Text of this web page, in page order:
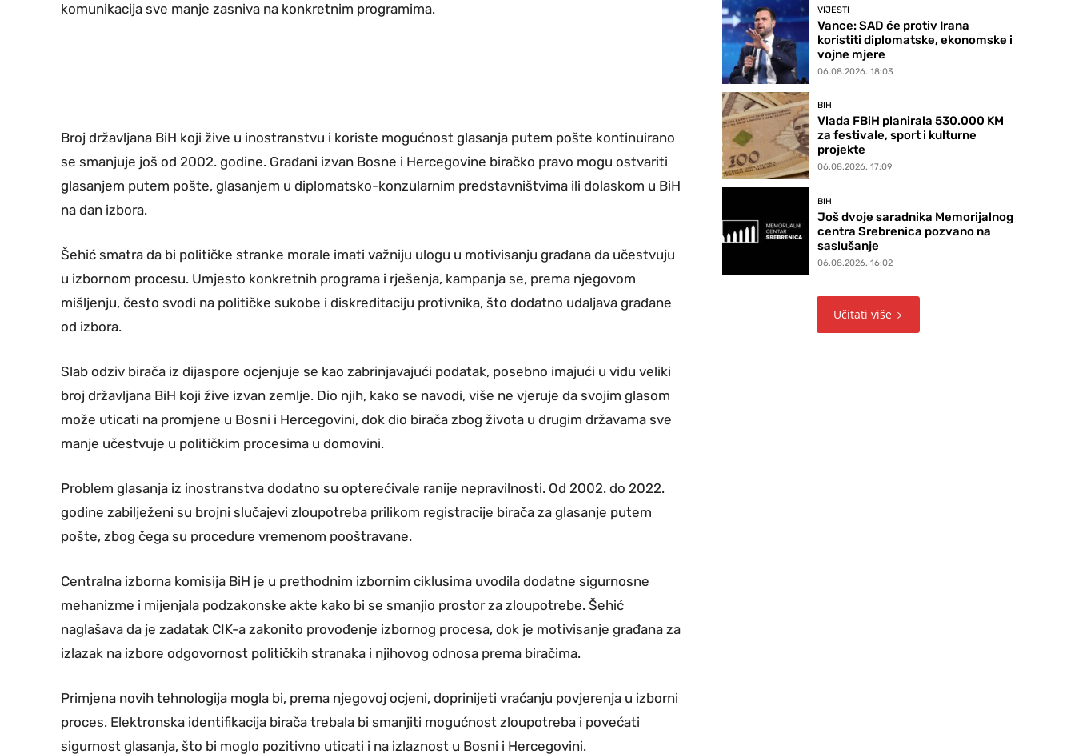
komunikacija sve manje zasniva na konkretnim programima.
Broj državljana BiH koji žive u inostranstvu i koriste mogućnost glasanja putem pošte kontinuirano
se smanjuje još od 2002. godine. Građani izvan Bosne i Hercegovine biračko pravo mogu ostvariti
glasanjem putem pošte, glasanjem u diplomatsko-konzularnim predstavništvima ili dolaskom u BiH
na dan izbora.
Šehić smatra da bi političke stranke morale imati važniju ulogu u motivisanju građana da učestvuju
u izbornom procesu. Umjesto konkretnih programa i rješenja, kampanja se, prema njegovom
mišljenju, često svodi na političke sukobe i diskreditaciju protivnika, što dodatno udaljava građane
od izbora.
Slab odziv birača iz dijaspore ocjenjuje se kao zabrinjavajući podatak, posebno imajući u vidu veliki
broj državljana BiH koji žive izvan zemlje. Dio njih, kako se navodi, više ne vjeruje da svojim glasom
može uticati na promjene u Bosni i Hercegovini, dok dio birača zbog života u drugim državama sve
manje učestvuje u političkim procesima u domovini.
Problem glasanja iz inostranstva dodatno su opterećivale ranije nepravilnosti. Od 2002. do 2022.
godine zabilježeni su brojni slučajevi zloupotreba prilikom registracije birača za glasanje putem
pošte, zbog čega su procedure vremenom pooštravane.
Centralna izborna komisija BiH je u prethodnim izbornim ciklusima uvodila dodatne sigurnosne
mehanizme i mijenjala podzakonske akte kako bi se smanjio prostor za zloupotrebe. Šehić
naglašava da je zadatak CIK-a zakonito provođenje izbornog procesa, dok je motivisanje građana za
izlazak na izbore odgovornost političkih stranaka i njihovog odnosa prema biračima.
Primjena novih tehnologija mogla bi, prema njegovoj ocjeni, doprinijeti vraćanju povjerenja u izborni
proces. Elektronska identifikacija birača trebala bi smanjiti mogućnost zloupotreba i povećati
sigurnost glasanja, što bi moglo pozitivno uticati i na izlaznost u Bosni i Hercegovini.
VIJESTI
Vance: SAD će protiv Irana
koristiti diplomatske, ekonomske i
vojne mjere
06.08.2026. 18:03
BIH
Vlada FBiH planirala 530.000 KM
za festivale, sport i kulturne
projekte
06.08.2026. 17:09
BIH
Još dvoje saradnika Memorijalnog
centra Srebrenica pozvano na
saslušanje
06.08.2026. 16:02
Učitati više